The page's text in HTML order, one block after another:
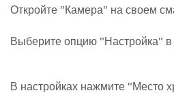
Откройте "Камера" на своем
Выберите опцию "Настройка"
В настройках нажмите "Место